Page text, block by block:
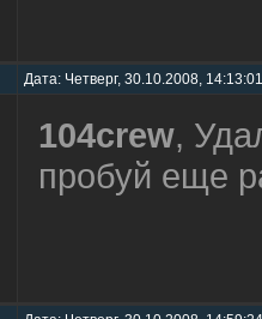
Дата: Четверг, 30.10.2008,
104crew,
пробуй еще